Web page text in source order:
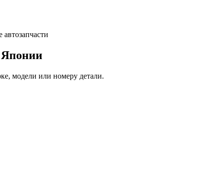
Японии
модели или номеру детали.